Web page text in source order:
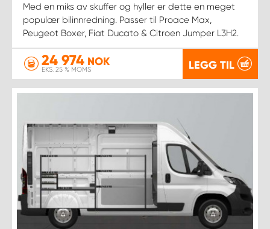
Med en miks av skuffer og hyller er dette en meget
populær bilinnredning. Passer til Proace Max,
Peugeot Boxer, Fiat Ducato & Citroen Jumper L3H2.
24 974 NOK
EKS. 25 % MOMS LEGG TIL